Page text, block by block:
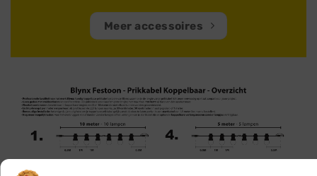
Meer accessoires